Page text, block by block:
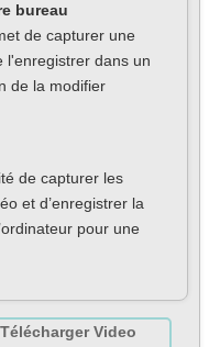
bureau
de capturer une
l'enregistrer dans un
de la modifier
de capturer les
et d’enregistrer la
pour une
Télécharger Video